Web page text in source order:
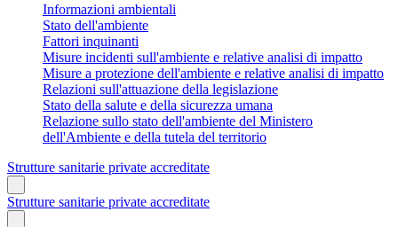
Informazioni ambientali
Stato dell'ambiente
Fattori inquinanti
Misure incidenti sull'ambiente e relative analisi di impatto
Misure a protezione dell'ambiente e relative analisi di impatto
Relazioni sull'attuazione della legislazione
Stato della salute e della sicurezza umana
Relazione sullo stato dell'ambiente del Ministero
dell'Ambiente e della tutela del territorio
Strutture sanitarie private accreditate
Strutture sanitarie private accreditate